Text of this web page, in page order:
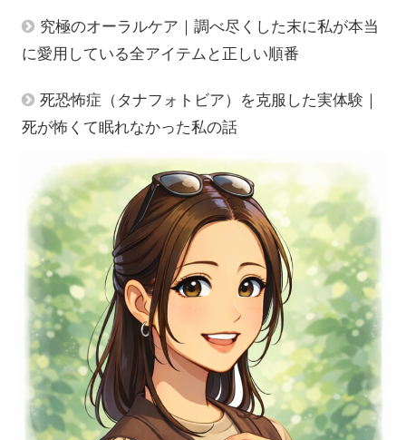
究極のオーラルケア｜調べ尽くした末に私が本当
に愛用している全アイテムと正しい順番
死恐怖症（タナフォトビア）を克服した実体験｜
死が怖くて眠れなかった私の話